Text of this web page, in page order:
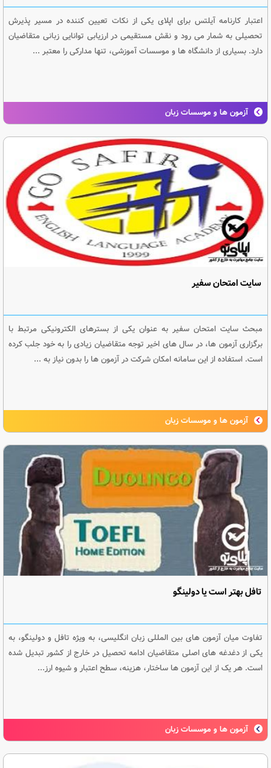
اعتبار کارنامه آیلتس برای اپلای یکی از نکات تعیین کننده در مسیر پذیرش
تحصیلی به شمار می رود و نقش مستقیمی در ارزیابی توانایی زبانی متقاضیان
دارد. بسیاری از دانشگاه ها و موسسات آموزشی، تنها مدارکی را معتبر ...
آزمون ها و موسسات زبان
سایت امتحان سفیر
مبحث سایت امتحان سفیر به عنوان یکی از بسترهای الکترونیکی مرتبط با
برگزاری آزمون ها، در سال های اخیر توجه متقاضیان زیادی را به خود جلب کرده
است. استفاده از این سامانه امکان شرکت در آزمون ها را بدون نیاز به ...
آزمون ها و موسسات زبان
تافل بهتر است یا دولینگو
تفاوت میان آزمون های بین المللی زبان انگلیسی، به ویژه تافل و دولینگو، به
یکی از دغدغه های اصلی متقاضیان ادامه تحصیل در خارج از کشور تبدیل شده
است. هر یک از این آزمون ها ساختار، هزینه، سطح اعتبار و شیوه ارز...
آزمون ها و موسسات زبان